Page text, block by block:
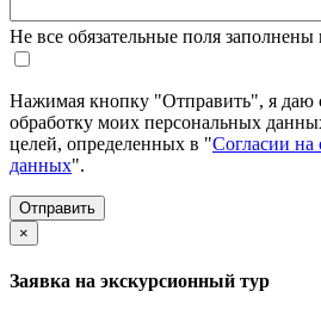
Не все обязательные поля заполнены
Нажимая кнопку "Отправить", я даю
обработку моих персональных
целей, определенных в "Согласии на
данных".
×
Заявка на экскурсионный тур